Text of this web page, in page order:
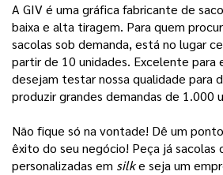
A GIV é uma gráfica fabricante de
baixa e alta tiragem. Para quem
sacolas sob demanda, está no lugar
partir de 10 unidades. Excelente para
desejam testar nossa qualidade para
produzir grandes demandas de 1.000
Não fique só na vontade! Dê um
êxito do seu negócio! Peça já sacolas
personalizadas em silke seja um